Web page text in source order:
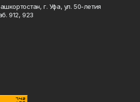
г. Уфа, ул. 50-летия
912, 923